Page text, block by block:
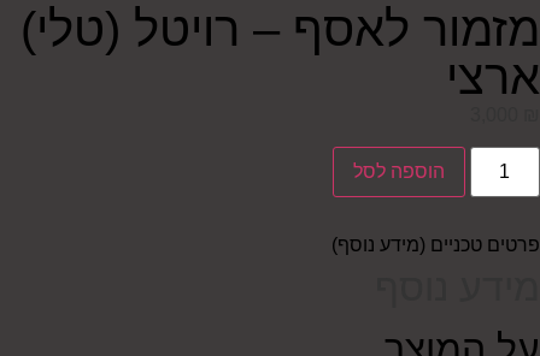
מזמור לאסף – רויטל (טלי)
ארצי
הוספה לסל
פרטים טכניים (מידע נוסף)